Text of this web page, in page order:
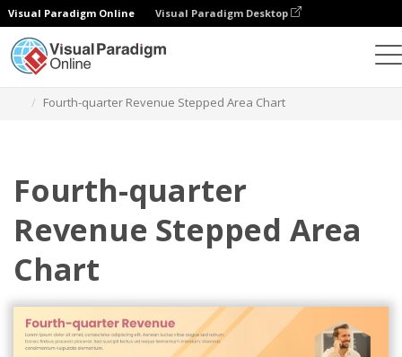
Visual Paradigm Online Visual Paradigm Desktop
Fourth-quarter Revenue Stepped Area Chart
Fourth-quarter
Revenue Stepped Area
Chart